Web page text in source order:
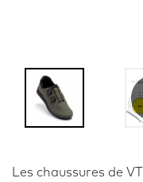
Les chaussures de